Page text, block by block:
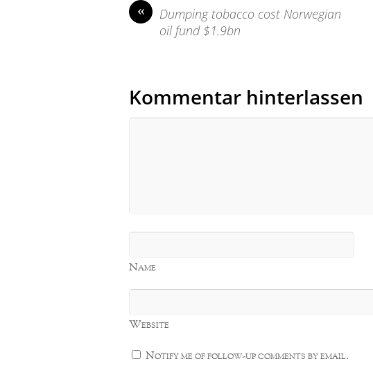
«
Dumping tobacco cost Norwegian
oil fund $1.9bn
Kommentar hinterlassen
Name
Website
Notify me of follow-up comments by email.